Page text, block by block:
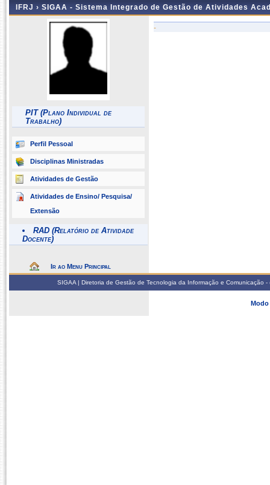
IFRJ › SIGAA - Sistema Integrado de Gestão de Atividades
PIT (Plano Individual de
Trabalho)
Perfil Pessoal
Disciplinas Ministradas
Atividades de Gestão
Atividades de Ensino/ Pesquisa/
Extensão
RAD (Relatório de Atividade
Docente)
Ir ao Menu Principal
-
SIGAA | Diretoria de Gestão de Tecnologia da Informação e
Modo